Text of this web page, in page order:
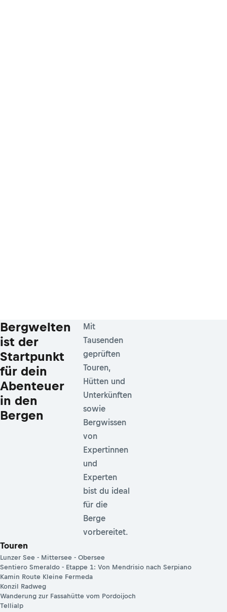
Bergwelten
ist der
Startpunkt
für dein
Abenteuer
in den
Bergen
Mit
Tausenden
geprüften
Touren,
Hütten und
Unterkünften
sowie
Bergwissen
von
Expertinnen
und
Experten
bist du ideal
für die
Berge
vorbereitet.
Touren
Lunzer See - Mittersee - Obersee
Sentiero Smeraldo - Etappe 1: Von Mendrisio nach Serpiano
Kamin Route Kleine Fermeda
Konzil Radweg
Wanderung zur Fassahütte vom Pordoijoch
Tellialp